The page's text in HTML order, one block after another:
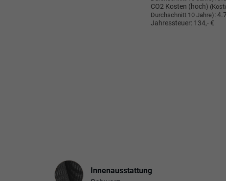
CO2 Kosten (hoch)
Durchschnitt 10 Jahre):
Jahressteuer: 134,- €
Innenausstattung
Innenausstattung